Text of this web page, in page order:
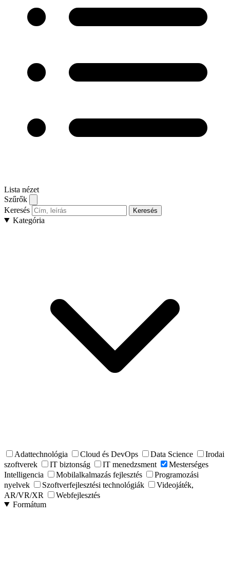
Lista nézet
Szűrők
Keresés
Keresés
Kategória
Adattechnológia Cloud és DevOps Data Science
Irodai
szoftverek
IT biztonság IT menedzsment
Mesterséges
Intelligencia
Mobilalkalmazás fejlesztés
Programozási
nyelvek
Szoftverfejlesztési technológiák
Videojáték,
AR/VR/XR
Webfejlesztés
Formátum